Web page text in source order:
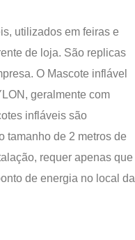
utilizados em feiras e
de loja. São replicas
O Mascote inflável
geralmente com
infláveis são
tamanho de 2 metros de
requer apenas que
de energia no local da